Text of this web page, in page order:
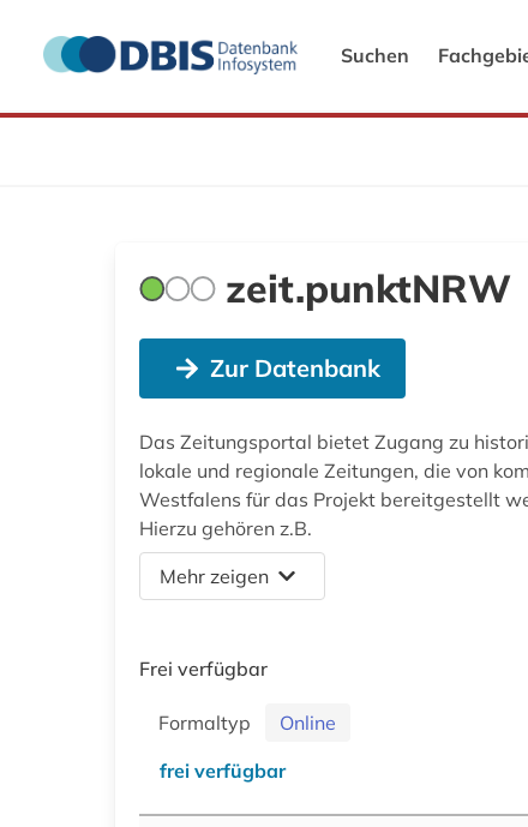
Suchen
zeit.punktNRW
Zur Datenbank
Das Zeitungsportal bietet Zugang zu
lokale und regionale Zeitungen, die von
Westfalens für das Projekt bereitgestellt
Hierzu gehören z.B.
Mehr zeigen
Frei verfügbar
Formaltyp
Online
frei verfügbar